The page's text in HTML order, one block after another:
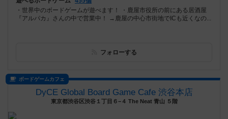
・世界中のボードゲームが遊べます！ ・鹿屋市役所の前にある居酒屋
『アルパカ』さんの中で営業中！ →鹿屋の中心市街地でICも近くなの...
フォローする
ボードゲームカフェ
DyCE Global Board Game Cafe 渋谷本店
東京都渋谷区渋谷１丁目６−４ The Neat 青山 ５階